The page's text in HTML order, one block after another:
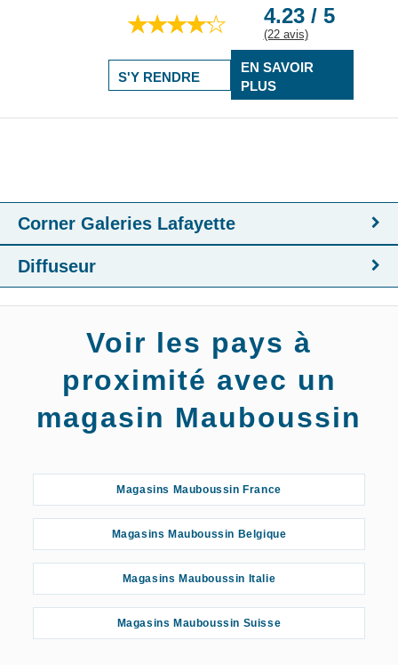
4.23 / 5
(22 avis)
EN SAVOIR
PLUS
S'Y RENDRE
Corner Galeries Lafayette
Diffuseur
Voir les pays à
proximité avec un
magasin Mauboussin
Magasins Mauboussin France
Magasins Mauboussin Belgique
Magasins Mauboussin Italie
Magasins Mauboussin Suisse